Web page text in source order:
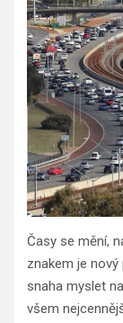
Časy se mění,
znakem je
snaha myslet
všem